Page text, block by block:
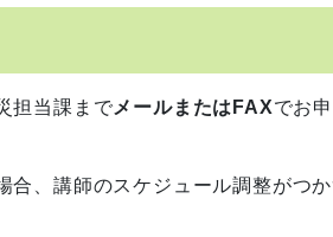
担当課までメールまたはFAXでお
合、講師のスケジュール調整がつか